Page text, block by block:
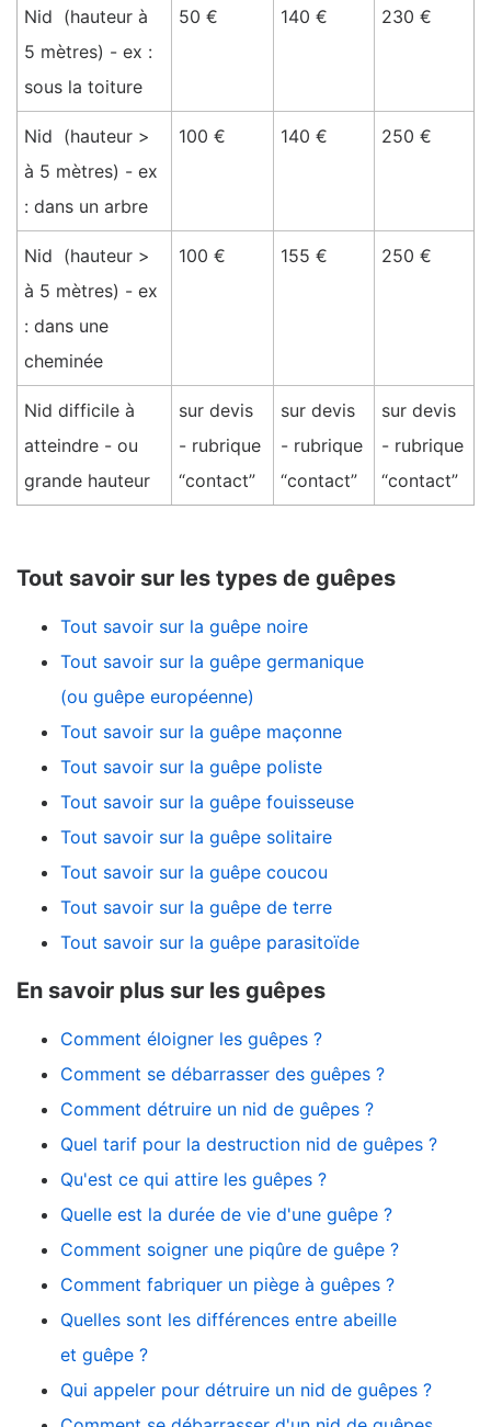
Nid (hauteur à
5 mètres) - ex :
sous la toiture
50 € 140 € 230 €
Nid (hauteur >
à 5 mètres) - ex
: dans un arbre
100 € 140 € 250 €
Nid (hauteur >
à 5 mètres) - ex
: dans une
cheminée
100 € 155 € 250 €
Nid difficile à
atteindre - ou
grande hauteur
sur devis
- rubrique
“contact”
sur devis
- rubrique
“contact”
sur devis
- rubrique
“contact”
Tout savoir sur les types de guêpes
Tout savoir sur la guêpe noire
Tout savoir sur la guêpe germanique
(ou guêpe européenne)
Tout savoir sur la guêpe maçonne
Tout savoir sur la guêpe poliste
Tout savoir sur la guêpe fouisseuse
Tout savoir sur la guêpe solitaire
Tout savoir sur la guêpe coucou
Tout savoir sur la guêpe de terre
Tout savoir sur la guêpe parasitoïde
En savoir plus sur les guêpes
Comment éloigner les guêpes ?
Comment se débarrasser des guêpes ?
Comment détruire un nid de guêpes ?
Quel tarif pour la destruction nid de guêpes ?
Qu'est ce qui attire les guêpes ?
Quelle est la durée de vie d'une guêpe ?
Comment soigner une piqûre de guêpe ?
Comment fabriquer un piège à guêpes ?
Quelles sont les différences entre abeille
et guêpe ?
Qui appeler pour détruire un nid de guêpes ?